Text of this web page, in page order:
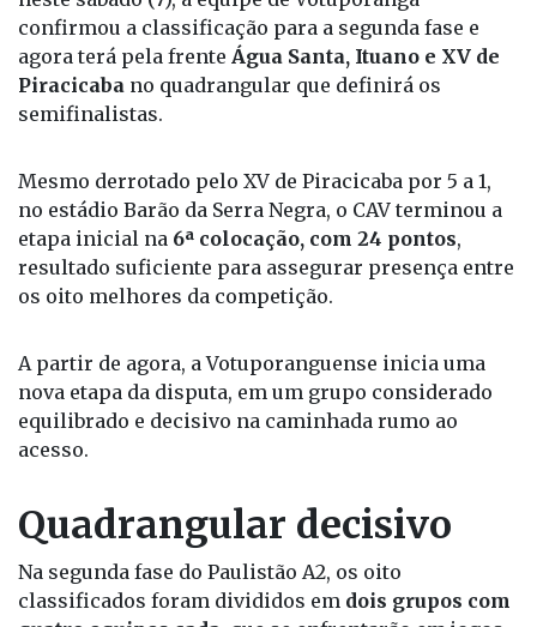
na disputa por uma vaga na elite do futebol
paulista. Com o encerramento da primeira fase
neste sábado (7), a equipe de Votuporanga
confirmou a classificação para a segunda fase e
agora terá pela frente
semifinalistas.
Mesmo derrotado pelo XV de Piracicaba por 5 a 1,
no estádio Barão da Serra Negra, o CAV terminou a
etapa inicial na6ª colocação, com 24 pontos
os oito melhores da competição.
A partir de agora, a Votuporanguense inicia uma
nova etapa da disputa, em um grupo considerado
acesso.
Quadrangular decisivo